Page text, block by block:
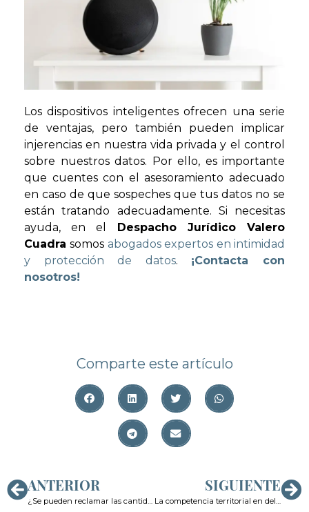
Los dispositivos inteligentes ofrecen una serie
de ventajas, pero también pueden implicar
injerencias en nuestra vida privada y el control
sobre nuestros datos. Por ello, es importante
que cuentes con el asesoramiento adecuado
en caso de que sospeches que tus datos no se
están tratando adecuadamente. Si necesitas
ayuda, en el
Despacho Jurídico Valero
Cuadrasomos abogados expertos en intimidad
y protección de datos. ¡Contacta con
nosotros!
Comparte este artículo
ANTERIOR
¿Se pueden reclamar las cantidades defraudadas por phishing al banco si hay un procedimiento penal en curso?
SIGUIENTE
La competencia territorial en delitos informáticos: especial referencia a la ciberestafa